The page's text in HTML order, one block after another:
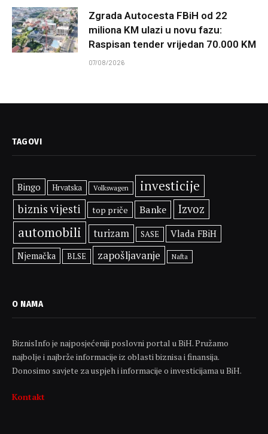
Zgrada Autocesta FBiH od 22
miliona KM ulazi u novu fazu:
Raspisan tender vrijedan 70.000 KM
07/08/2026
TAGOVI
Bingo Hrvatska Volkswagen investicije
biznis vijesti top priče Banke Izvoz
automobili turizam SASE Vlada FBiH
Njemačka BLSE zapošljavanje Nafta
O NAMA
BiznisInfo je najposjećeniji poslovni portal u BiH. Pružamo
najbolje i najbrže informacije iz oblasti biznisa i finansija.
Donosimo savjete za uspjeh i informacije o investicijama u BiH.
Kontakt